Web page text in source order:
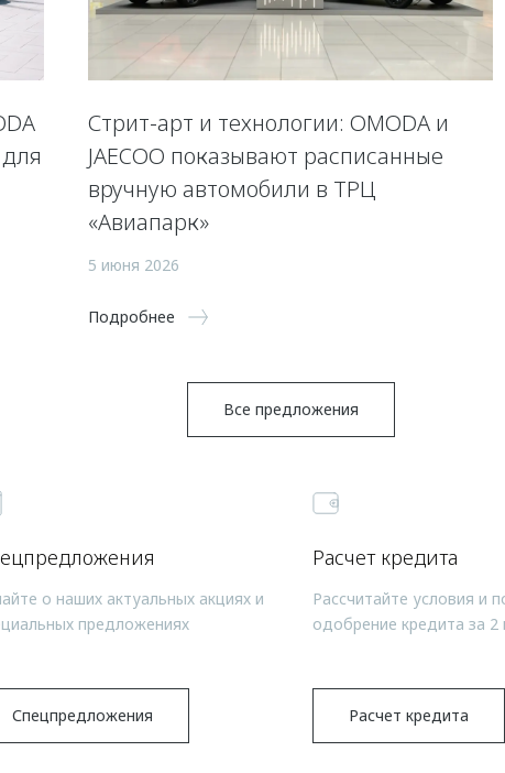
Стрит-арт и технологии: OMODA и
JAECOO показывают расписанные
вручную автомобили в ТРЦ
«Авиапарк»
5 июня 2026
Подробнее
Все предложения
о наших актуальных акциях и
предложениях
Спецпредложения
Расчет кредита
Рассчитайте условия и
одобрение кредита за 2
Расчет кредита